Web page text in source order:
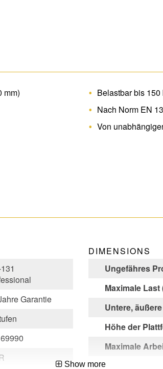
mm)
Belastbar bis 150
Nach Norm EN
Von
Garantie
DIMENSIONS
Ungefähres
Maximale Last
Untere,
Höhe der
Maximale
Show more